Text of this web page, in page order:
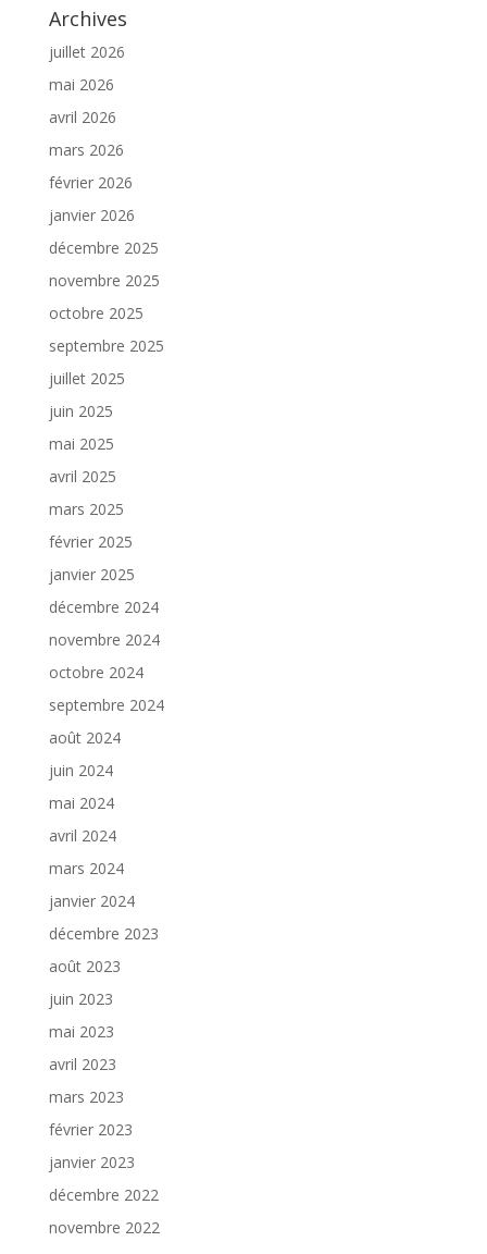
Archives
juillet 2026
mai 2026
avril 2026
mars 2026
février 2026
janvier 2026
décembre 2025
novembre 2025
octobre 2025
septembre 2025
juillet 2025
juin 2025
mai 2025
avril 2025
mars 2025
février 2025
janvier 2025
décembre 2024
novembre 2024
octobre 2024
septembre 2024
août 2024
juin 2024
mai 2024
avril 2024
mars 2024
janvier 2024
décembre 2023
août 2023
juin 2023
mai 2023
avril 2023
mars 2023
février 2023
janvier 2023
décembre 2022
novembre 2022